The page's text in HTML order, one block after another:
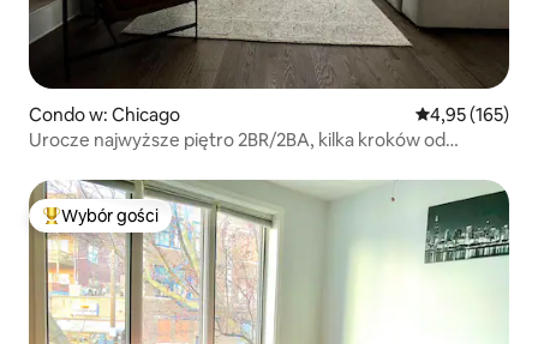
Condo w: Chicago Średnia
4,95 (165)
Urocze najwyższe piętro 2BR/2BA, kilka kroków od
Najpopularniejsze z kategorii Wybór gości
Wybór gości